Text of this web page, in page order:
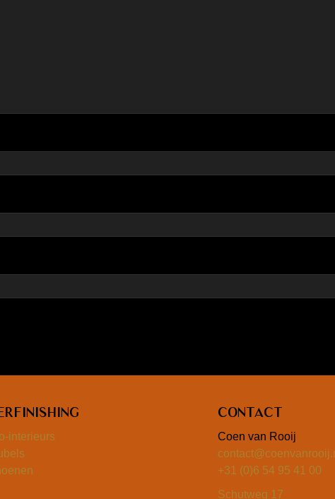
interieurs
Contact
Coen van Rooij
+31 (0)6 54 95 41 00
Schutweg 17